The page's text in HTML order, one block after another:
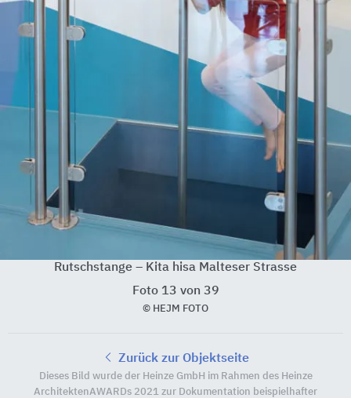
Rutschstange – Kita hisa Malteser Strasse
Foto 13 von 39
© HEJM FOTO
Zurück zur Objektseite
Dieses Bild wurde der Heinze GmbH im Rahmen des Heinze
ArchitektenAWARDs 2021 zur Dokumentation beispielhafter